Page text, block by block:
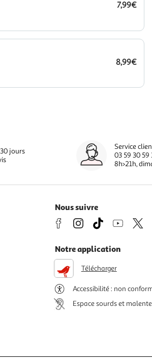
7,99€
8,99€
jours
Service
03 59 30 59
8h>21h,
Nous suivre
Notre application
Télécharger
Accessibilité : non
Espace sourds et